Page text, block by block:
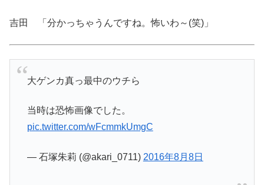
吉田 「分かっちゃうんですね。怖いわ～(笑)」
大ゲンカ真っ最中のウチら
当時は恐怖画像でした。
pic.twitter.com/wFcmmkUmgC
— 石塚朱莉 (@akari_0711) 2016年8月8日